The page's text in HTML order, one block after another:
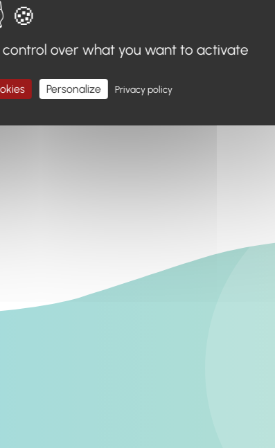
page, ou à utiliser le menu pour trouver le
à l'accueil
control over what you want to activate
Personalize Privacy policy